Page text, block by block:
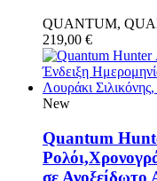
QUANTUM,
219,00 €
New
Quantum
σε